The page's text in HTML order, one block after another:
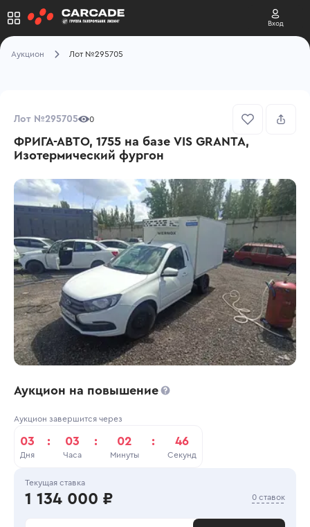
Вход
Аукцион Лот №295705
Лот №295705 0
ФРИГА-АВТО, 1755 на базе VIS GRANTA,
Изотермический фургон
Аукцион на повышение
Аукцион завершится через
03
Дня
: 03
Часа
: 02
Минуты
: 46
Секунд
Текущая ставка
1 134 000 ₽ 0 ставок